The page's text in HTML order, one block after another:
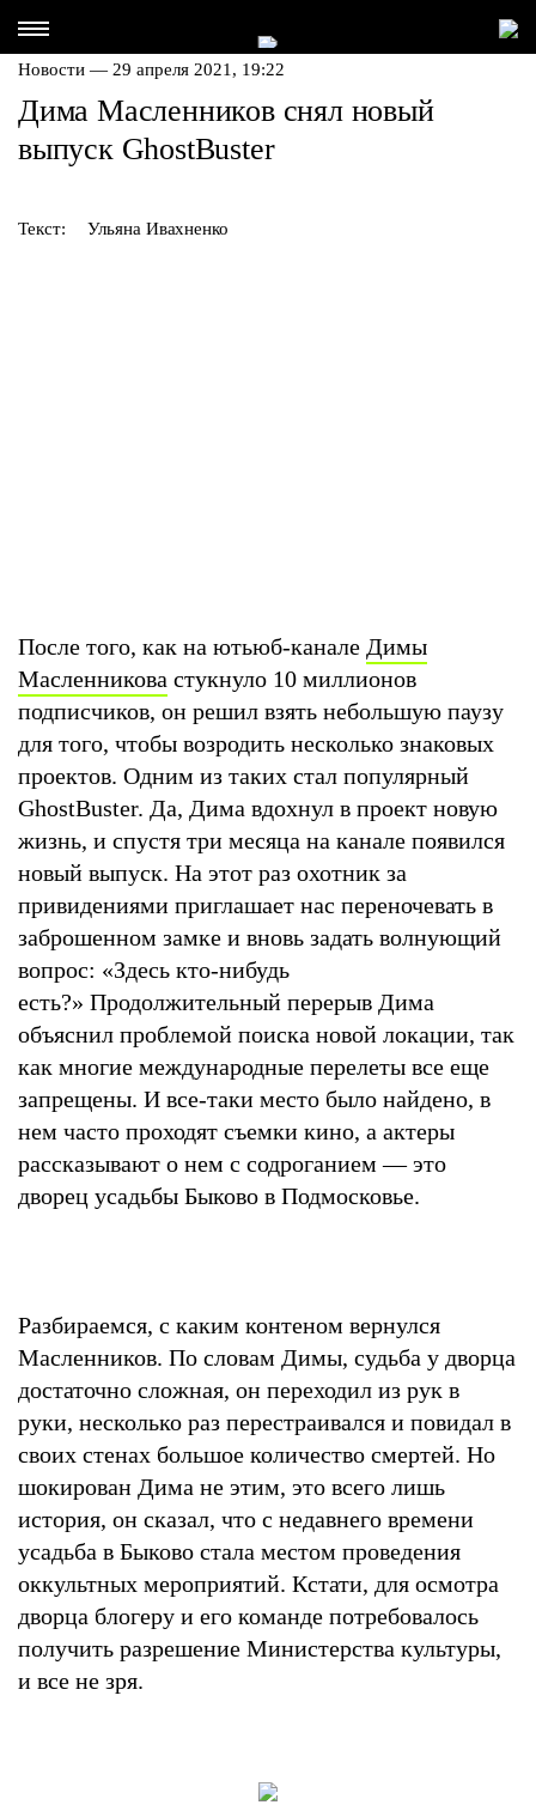
Новости — 29 апреля 2021, 19:22
Дима Масленников снял новый
выпуск GhostBuster
Текст: Ульяна Ивахненко
После того, как на ютьюб-канале Димы
Масленникова стукнуло 10 миллионов
подписчиков, он решил взять небольшую паузу
для того, чтобы возродить несколько знаковых
проектов. Одним из таких стал популярный
GhostBuster. Да, Дима вдохнул в проект новую
жизнь, и спустя три месяца на канале появился
новый выпуск. На этот раз охотник за
привидениями приглашает нас переночевать в
заброшенном замке и вновь задать волнующий
вопрос: «Здесь кто-нибудь
есть?» Продолжительный перерыв Дима
объяснил проблемой поиска новой локации, так
как многие международные перелеты все еще
запрещены. И все-таки место было найдено, в
нем часто проходят съемки кино, а актеры
рассказывают о нем с содроганием — это
дворец усадьбы Быково в Подмосковье.
Разбираемся, с каким контеном вернулся
Масленников. По словам Димы, судьба у дворца
достаточно сложная, он переходил из рук в
руки, несколько раз перестраивался и повидал в
своих стенах большое количество смертей. Но
шокирован Дима не этим, это всего лишь
история, он сказал, что с недавнего времени
усадьба в Быково стала местом проведения
оккультных мероприятий. Кстати, для осмотра
дворца блогеру и его команде потребовалось
получить разрешение Министерства культуры,
и все не зря.